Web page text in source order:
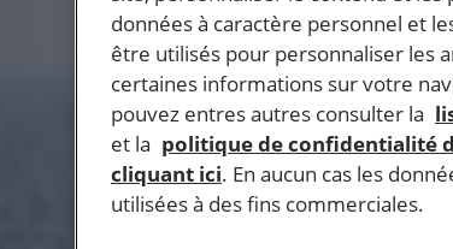
données à caractère personnel et
être utilisés pour personnaliser les
certaines informations sur votre
pouvez entres autres consulter la
et la politique de confidentialité
cliquant ici. En aucun cas les
utilisées à des fins commerciales.